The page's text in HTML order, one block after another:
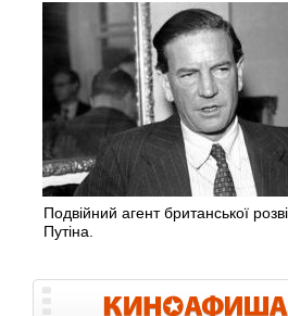
Подвійний агент британської
Путіна.